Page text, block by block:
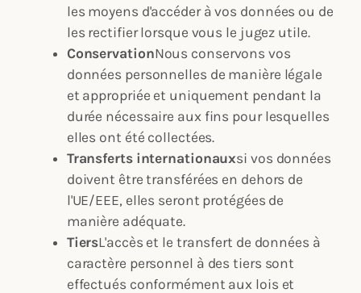
les moyens d'accéder à vos données ou de
les rectifier lorsque vous le jugez utile.
ConservationNous conservons vos
données personnelles de manière légale
et appropriée et uniquement pendant la
durée nécessaire aux fins pour lesquelles
elles ont été collectées.
Transferts internationauxsi vos données
doivent être transférées en dehors de
l'UE/EEE, elles seront protégées de
manière adéquate.
TiersL'accès et le transfert de données à
caractère personnel à des tiers sont
effectués conformément aux lois et